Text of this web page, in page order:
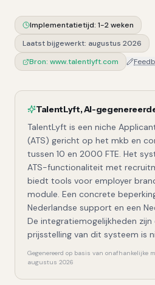
Implementatietijd: 1-2 weken
Laatst bijgewerkt: augustus 2026
Bron: www.talentlyft.com
TalentLyft,AI-
TalentLyft is een niche
(ATS) gericht op het mkb en
tussen 10 en 2000 FTE. Het
ATS-functionaliteit met
biedt tools voor employer
module. Een concrete
Nederlandse support en een
De integratiemogelijkheden zijn
prijsstelling van dit systeem is
Gegenereerd op basis van onafhankelijke
augustus 2026